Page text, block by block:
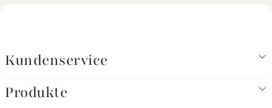
Kundenservice
Produkte